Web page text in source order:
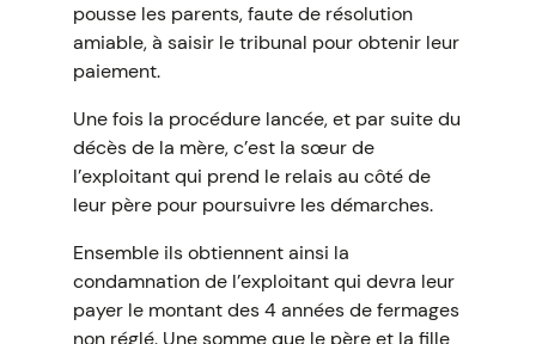
pousse les parents, faute de résolution
amiable, à saisir le tribunal pour obtenir leur
paiement.
Une fois la procédure lancée, et par suite du
décès de la mère, c’est la sœur de
l’exploitant qui prend le relais au côté de
leur père pour poursuivre les démarches.
Ensemble ils obtiennent ainsi la
condamnation de l’exploitant qui devra leur
payer le montant des 4 années de fermages
non réglé. Une somme que le père et la fille